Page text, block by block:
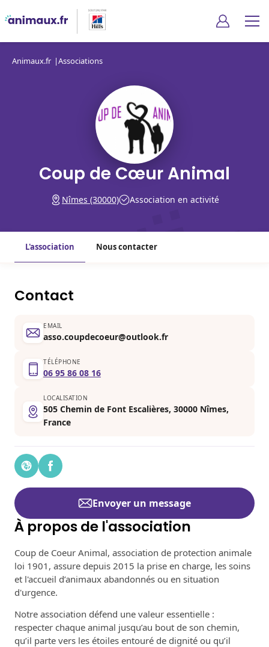
Animaux.fr Associations
Coup de Cœur Animal
Nîmes (30000) Association en activité
L'association Nous contacter
À propos de l'association
Coup de Coeur Animal, association de protection animale
loi 1901, assure depuis 2015 la prise en charge, les soins
et l'accueil d’animaux abandonnés ou en situation
d'urgence.
Notre association défend une valeur essentielle :
respecter chaque animal jusqu’au bout de son chemin,
qu’il parte vers les étoiles entouré de dignité ou qu’il
Contact
EMAIL
asso.coupdecoeur@outlook.fr
TÉLÉPHONE
06 95 86 08 16
LOCALISATION
505 Chemin de Font Escalières, 30000 Nîmes,
France
Envoyer un message